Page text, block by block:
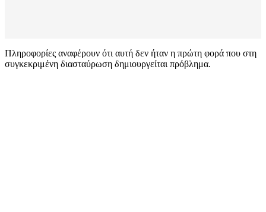
Πληροφορίες αναφέρουν ότι αυτή δεν ήταν η πρώτη φορά που στη
συγκεκριμένη διασταύρωση δημιουργείται πρόβλημα.